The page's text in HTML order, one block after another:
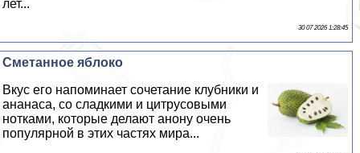
лет...
30 07 2026 1:28:45
Сметанное яблоко
Вкус его напоминает сочетание клубники и
ананаса, со сладкими и цитрусовыми
нотками, которые делают анону очень
популярной в этих частях мира...